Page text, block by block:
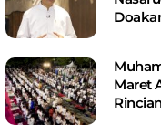
Maret